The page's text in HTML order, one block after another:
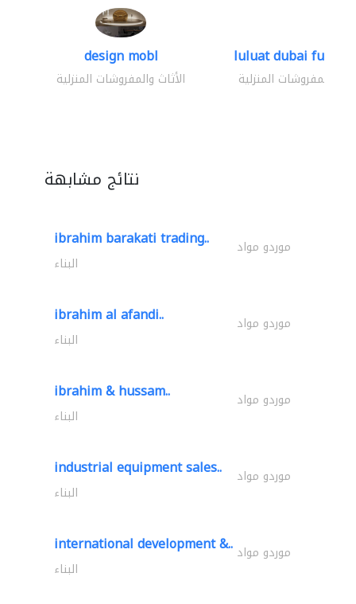
design mobl
الأثاث والمفروشات المنزلية
luluat dubai
والمفروشات المنزلية
نتائج مشابهة
ibrahim barakati trading.. موردو مواد
البناء
ibrahim al afandi.. موردو مواد
البناء
ibrahim & hussam.. موردو مواد
البناء
industrial equipment sales.. موردو مواد
البناء
international development &.. موردو مواد
البناء